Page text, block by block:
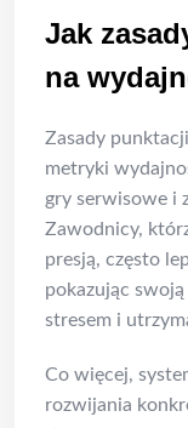
Jak
na
Zasady
metryki
gry serwisowe i
Zawodnicy,
presją, często
pokazując
stresem i
Co więcej,
rozwijania